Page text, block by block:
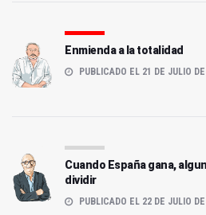
Enmienda a la totalidad
PUBLICADO EL 21 DE JULIO
Cuando España gana,
dividir
PUBLICADO EL 22 DE JULIO